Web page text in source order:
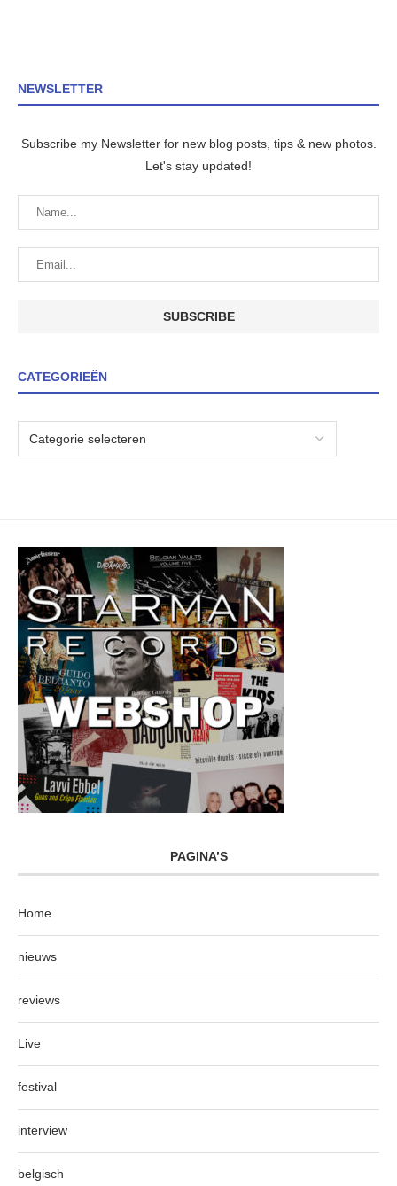
NEWSLETTER
Subscribe my Newsletter for new blog posts, tips & new photos.
Let's stay updated!
CATEGORIEËN
PAGINA’S
Home
nieuws
reviews
Live
festival
interview
belgisch